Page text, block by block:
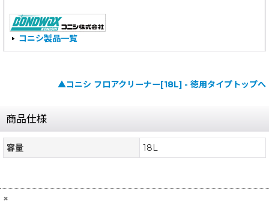
コニシ製品一覧
▲コニシ フロアクリーナー[18L] - 徳用タイプトップへ
商品仕様
容量 18L
×